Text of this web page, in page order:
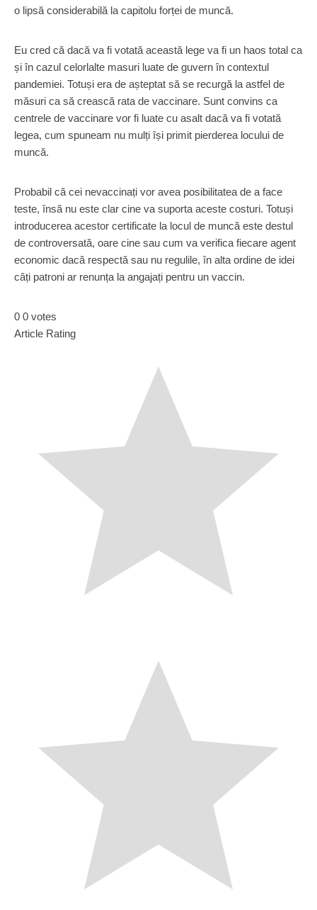
o lipsă considerabilă la capitolu forței de muncă.
Eu cred că dacă va fi votată această lege va fi un haos total ca
și în cazul celorlalte masuri luate de guvern în contextul
pandemiei. Totuși era de așteptat să se recurgă la astfel de
măsuri ca să crească rata de vaccinare. Sunt convins ca
centrele de vaccinare vor fi luate cu asalt dacă va fi votată
legea, cum spuneam nu mulți își primit pierderea locului de
muncă.
Probabil că cei nevaccinați vor avea posibilitatea de a face
teste, însă nu este clar cine va suporta aceste costuri. Totuși
introducerea acestor certificate la locul de muncă este destul
de controversată, oare cine sau cum va verifica fiecare agent
economic dacă respectă sau nu regulile, în alta ordine de idei
câți patroni ar renunța la angajați pentru un vaccin.
0 0 votes
Article Rating